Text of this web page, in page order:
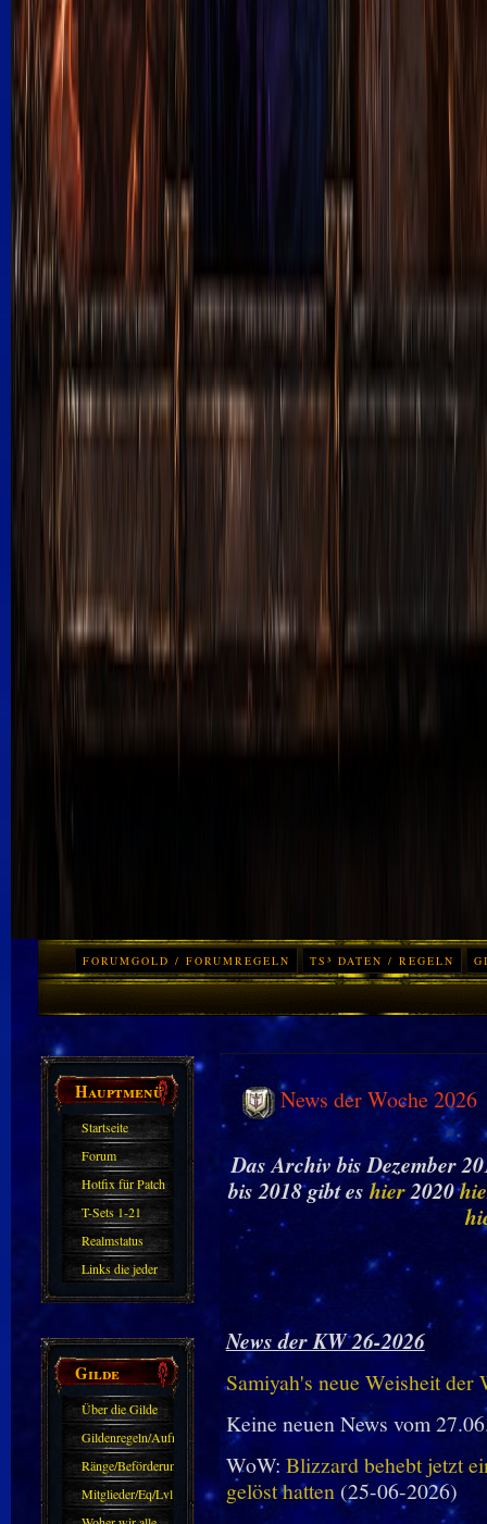
FORUMGOLD / FORUMREGELN TS³ DATEN / REGELN
Hauptmenü
Startseite
Forum
Hotfix für Patch
11.X
T-Sets 1-21
Realmstatus
Links die jeder
kennen sollte?!
Gilde
Über die Gilde
(DAW)
Gildenregeln/Aufnahme
Ränge/Beförderungen
Mitglieder/Eq/Lvl
News der Woche 2026
Das Archiv bis Dezember
bis 2018 gibt es hier2020
News der KW 26-2026
Samiyah's neue Weisheit der
Keine neuen News vom
WoW: Blizzard behebt jetzt
gelöst hatten(25-06-2026)